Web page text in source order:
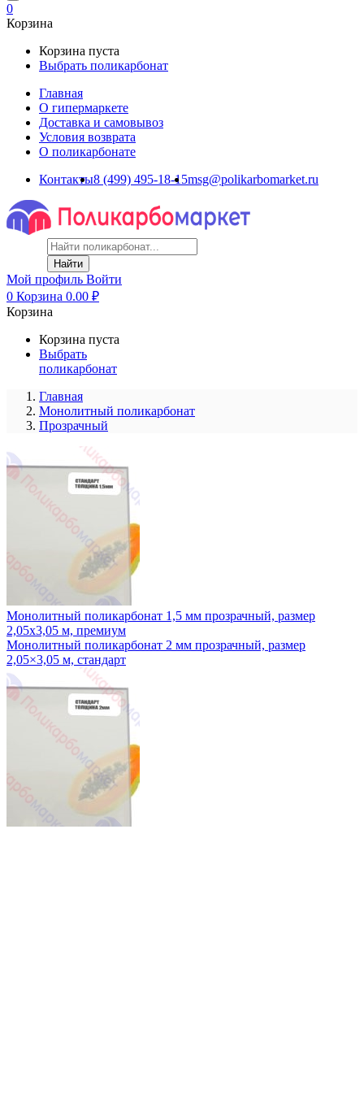
0
Корзина
Корзина пуста
Выбрать поликарбонат
Главная
О гипермаркете
Доставка и самовывоз
Условия возврата
О поликарбонате
Контакты8 (499) 495-18-15msg@polikarbomarket.ru
Найти
Мой профиль Войти
0 Корзина 0.00 ₽
Корзина
Корзина пуста
Выбрать
поликарбонат
Главная
Монолитный поликарбонат
Прозрачный
Монолитный поликарбонат 1,5 мм прозрачный, размер
2,05х3,05 м, премиум
Монолитный поликарбонат 2 мм прозрачный, размер
2,05×3,05 м, стандарт